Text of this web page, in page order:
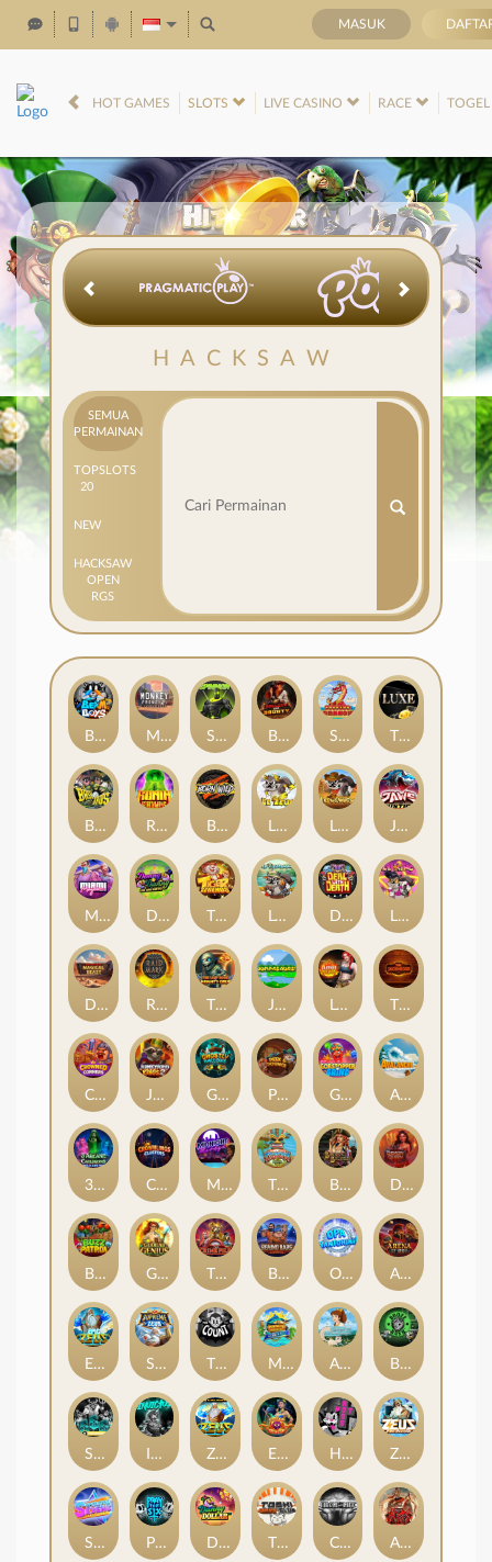
MASUK
HOT GAMES SLOTS LIVE CASINO RACE
IDR
HACKSAW
SEMUA
PERMAINAN
TOP
20
SLOTS
NEW
HACKSAW
OPEN
RGS
Beam Boys Monkey Frenzy 2: Boss is Here! Spinman BULLETS AND BOUNTY SMOKING DRAGON The Luxe
BASH BROS Ronin Stackways Born Wild LE ZEUS LE COWBOY JAWS OF JUSTICE
MIAMI MAYHEM DONNY AND DANNY TIGER LEGENDS Le Fisherman DEAL WITH DEATH LE KING
Darkside Prairie: Magical Beast Raidmark The Lost Book of Mummy’s Curse Jumpasaurs Leatherheads The Jack & Rose
Crowned Corners Junkyard Kings 2 Ghostly Hallows Peek & Pounce Gobstopper Grind Avalanche
3 Arcane Cauldrons Crownlings Clusters Midnight Mirage Tikitopia BoosterBelt Bonnie's Buccaneers Demon Queen
Buzz Patrol Gearlab Genius The Crime File Behind Bars: Masterplan Opa Santorini! Arena of Iron
Epic Ze Zeus Supreme Zeus THE COUNT MARLIN MASTERS: THE BIG HAUL Aiko and the Wind Spirit Booze Bash
SixSixSix Invictus Ze Zeus Eye of Medusa Hot Ross Zeus Ze Zecond
Superstar Sevens PRAY FOR SIX Danny Dollar TOSHI WAYS CLUB CIRCLE OF LIFE ARMY OF ARES